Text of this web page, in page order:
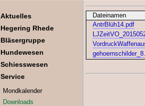
Aktuelles
Hegering Rhede
Bläsergruppe
Hundewesen
Schiesswesen
Service
Mondkalender
Downloads
Datei­namen
AntrBlüh14.pdf